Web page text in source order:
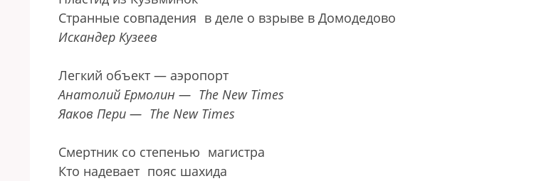
Странные совпадения в деле о взрыве в Домодедово
Искандер Кузеев
Легкий объект — аэропорт
Анатолий Ермолин — The New Times
Яаков Пери — The New Times
Смертник со степенью магистра
Кто надевает пояс шахида